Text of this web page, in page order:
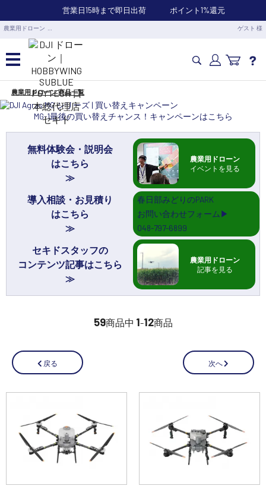
営業日15時まで即日出荷 ポイント1%還元
農業用ドローン … ゲスト 様
カメラドローン・生活家電
カメラ・スタビライザー
業務用ドローン・業務関連製品
水中ドローン(ROV)・水中スクーター
講習会･国家資格･WEBセミナー
コーポレートサイト
農業用ドローン 商品一覧
MG-1最後の買い替えチャンス！キャンペーンはこちら
無料体験会・説明会
はこちら
農業用ドローン
イベントを見る
導入相談・お見積り
はこちら
春日部みどりのPARK
お問い合わせフォーム▶
048-797-6899
セキドスタッフの
コンテンツ記事はこちら
農業用ドローン
記事を見る
59商品中 1-12商品
戻る 次へ